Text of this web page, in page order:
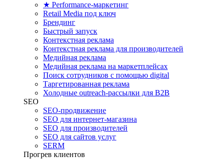
★ Performance-маркетинг
Retail Media под ключ
Брендинг
Быстрый запуск
Контекстная реклама
Контекстная реклама для производителей
Медийная реклама
Медийная реклама на маркетплейсах
Поиск сотрудников с помощью digital
Таргетированная реклама
Холодные outreach-рассылки для B2B
SEO
SEO-продвижение
SEO для интернет-магазина
SEO для производителей
SEO для сайтов услуг
SERM
Прогрев клиентов